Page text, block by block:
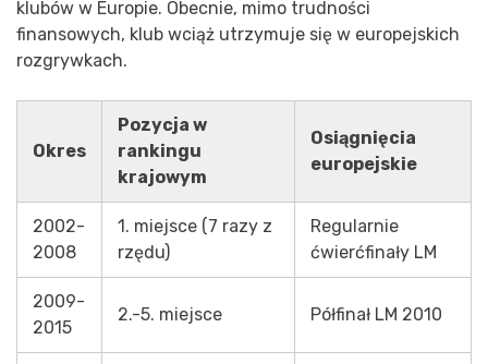
klubów w Europie. Obecnie, mimo trudności
finansowych, klub wciąż utrzymuje się w europejskich
rozgrywkach.
Okres
Pozycja w
rankingu
krajowym
Osiągnięcia
europejskie
2002-
2008
1. miejsce (7 razy z
rzędu)
Regularnie
ćwierćfinały LM
2009-
2015
2.-5. miejsce Półfinał LM 2010